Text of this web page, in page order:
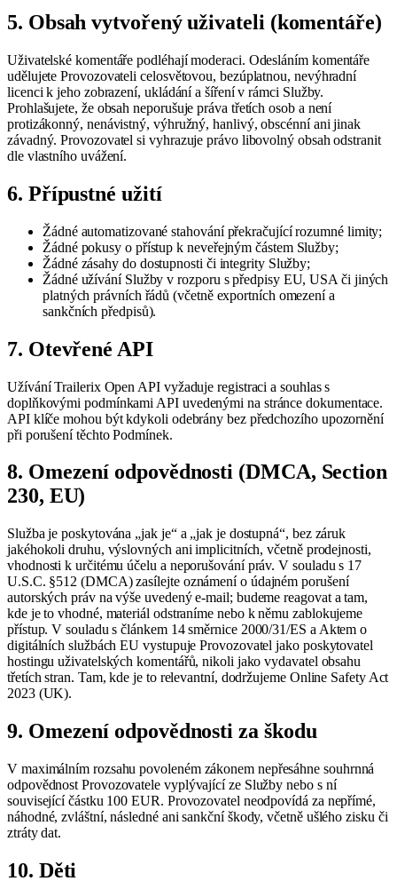
5. Obsah vytvořený uživateli (komentáře)
Uživatelské komentáře podléhají moderaci. Odesláním komentáře
udělujete Provozovateli celosvětovou, bezúplatnou, nevýhradní
licenci k jeho zobrazení, ukládání a šíření v rámci Služby.
Prohlašujete, že obsah neporušuje práva třetích osob a není
protizákonný, nenávistný, výhružný, hanlivý, obscénní ani jinak
závadný. Provozovatel si vyhrazuje právo libovolný obsah odstranit
dle vlastního uvážení.
6. Přípustné užití
Žádné automatizované stahování překračující rozumné limity;
Žádné pokusy o přístup k neveřejným částem Služby;
Žádné zásahy do dostupnosti či integrity Služby;
Žádné užívání Služby v rozporu s předpisy EU, USA či jiných
platných právních řádů (včetně exportních omezení a
sankčních předpisů).
7. Otevřené API
Užívání Trailerix Open API vyžaduje registraci a souhlas s
doplňkovými podmínkami API uvedenými na stránce dokumentace.
API klíče mohou být kdykoli odebrány bez předchozího upozornění
při porušení těchto Podmínek.
8. Omezení odpovědnosti (DMCA, Section
230, EU)
Služba je poskytována „jak je“ a „jak je dostupná“, bez záruk
jakéhokoli druhu, výslovných ani implicitních, včetně prodejnosti,
vhodnosti k určitému účelu a neporušování práv. V souladu s 17
U.S.C. §512 (DMCA) zasílejte oznámení o údajném porušení
autorských práv na výše uvedený e-mail; budeme reagovat a tam,
kde je to vhodné, materiál odstraníme nebo k němu zablokujeme
přístup. V souladu s článkem 14 směrnice 2000/31/ES a Aktem o
digitálních službách EU vystupuje Provozovatel jako poskytovatel
hostingu uživatelských komentářů, nikoli jako vydavatel obsahu
třetích stran. Tam, kde je to relevantní, dodržujeme Online Safety Act
2023 (UK).
9. Omezení odpovědnosti za škodu
V maximálním rozsahu povoleném zákonem nepřesáhne souhrnná
odpovědnost Provozovatele vyplývající ze Služby nebo s ní
související částku 100 EUR. Provozovatel neodpovídá za nepřímé,
náhodné, zvláštní, následné ani sankční škody, včetně ušlého zisku či
ztráty dat.
10. Děti